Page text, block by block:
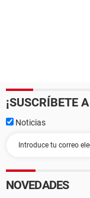
¡SUSCRÍBETE
Noticias
NOVEDADES